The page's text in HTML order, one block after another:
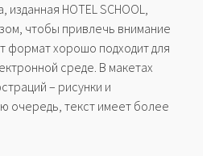
HOTEL SCHOOL,
чтобы привлечь внимание
формат хорошо подходит для
среде. В макетах
– рисунки и
очередь, текст имеет более